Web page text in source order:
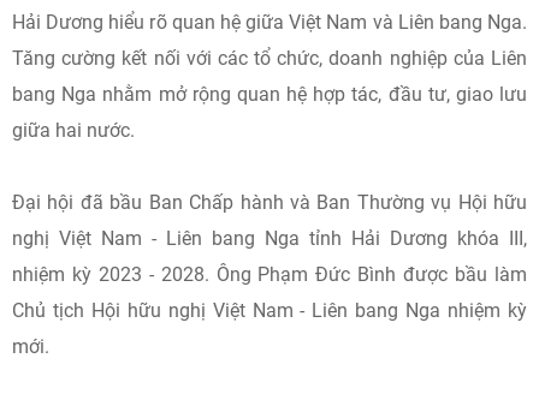
Hải Dương hiểu rõ quan hệ giữa Việt Nam và Liên bang Nga.
Tăng cường kết nối với các tổ chức, doanh nghiệp của Liên
bang Nga nhằm mở rộng quan hệ hợp tác, đầu tư, giao lưu
giữa hai nước.
Đại hội đã bầu Ban Chấp hành và Ban Thường vụ Hội hữu
nghị Việt Nam - Liên bang Nga tỉnh Hải Dương khóa III,
nhiệm kỳ 2023 - 2028. Ông Phạm Đức Bình được bầu làm
Chủ tịch Hội hữu nghị Việt Nam - Liên bang Nga nhiệm kỳ
mới.